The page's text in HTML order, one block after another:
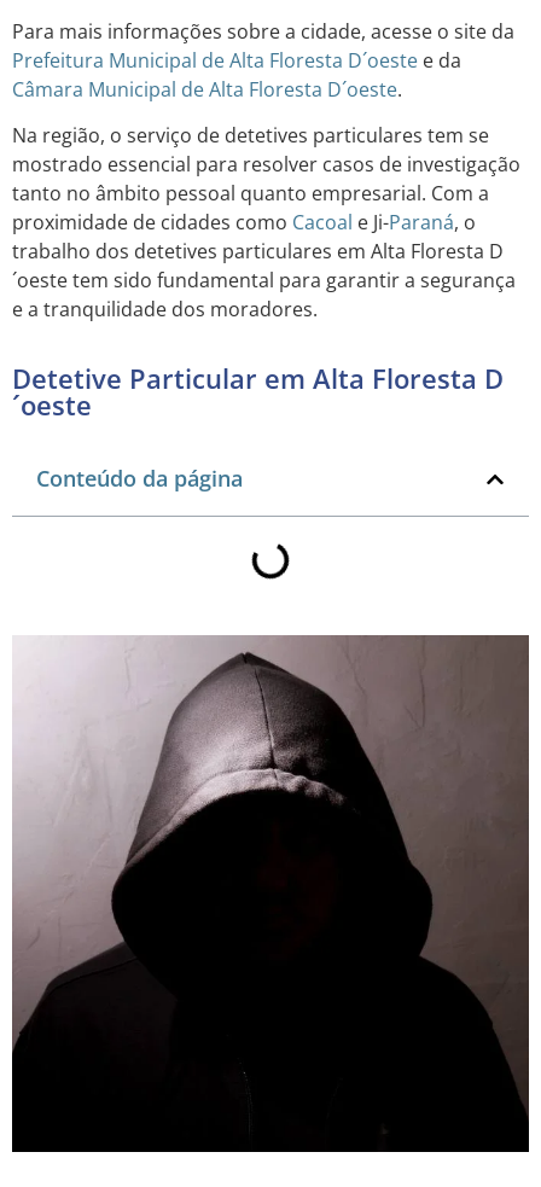
Para mais informações sobre a cidade, acesse o site da
Prefeitura Municipal de Alta Floresta D´oeste e da
Câmara Municipal de Alta Floresta D´oeste.
Na região, o serviço de detetives particulares tem se
mostrado essencial para resolver casos de investigação
tanto no âmbito pessoal quanto empresarial. Com a
proximidade de cidades como Cacoal e Ji-Paraná, o
trabalho dos detetives particulares em Alta Floresta D
´oeste tem sido fundamental para garantir a segurança
e a tranquilidade dos moradores.
Detetive Particular em Alta Floresta D
´oeste
Conteúdo da página